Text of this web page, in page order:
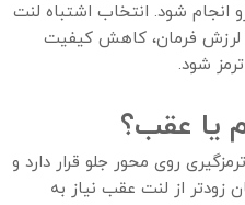
انجام شود. انتخاب اشتباه لنت
لرزش فرمان، کاهش کیفیت
شود.
یا عقب؟
روی محور جلو قرار دارد و
زودتر از لنت عقب نیاز به